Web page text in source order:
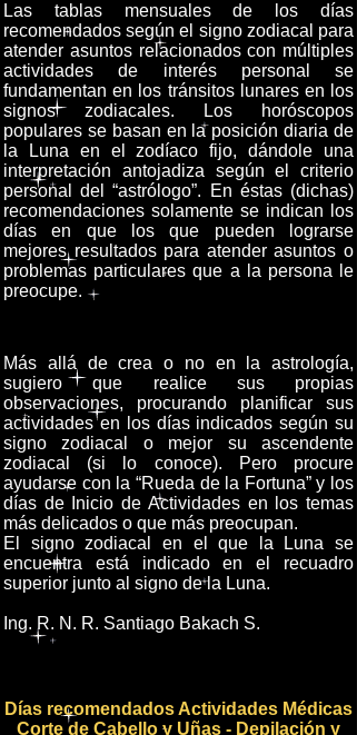
Más allá de crea o no en la astrología,
sugiero que realice sus propias
observaciones, procurando planificar sus
actividades en los días indicados según su
signo zodiacal o mejor su ascendente
zodiacal (si lo conoce). Pero procure
ayudarse con la “Rueda de la Fortuna” y los
días de Inicio de Actividades en los temas
más delicados o que más preocupan.
El signo zodiacal en el que la Luna se
encuentra está indicado en el recuadro
superior junto al signo de la Luna.
Ing. R. N. R. Santiago Bakach S.
Las tablas mensuales de los días
recomendados según el signo zodiacal para
atender asuntos relacionados con múltiples
actividades de interés personal se
fundamentan en los tránsitos lunares en los
signos zodiacales. Los horóscopos
populares se basan en la posición diaria de
la Luna en el zodíaco fijo, dándole una
interpretación antojadiza según el criterio
personal del “astrólogo”. En éstas (dichas)
recomendaciones solamente se indican los
días en que los que pueden lograrse
mejores resultados para atender asuntos o
problemas particulares que a la persona le
preocupe.
Días recomendados Actividades Médicas
Corte de Cabello y Uñas - Depilación y